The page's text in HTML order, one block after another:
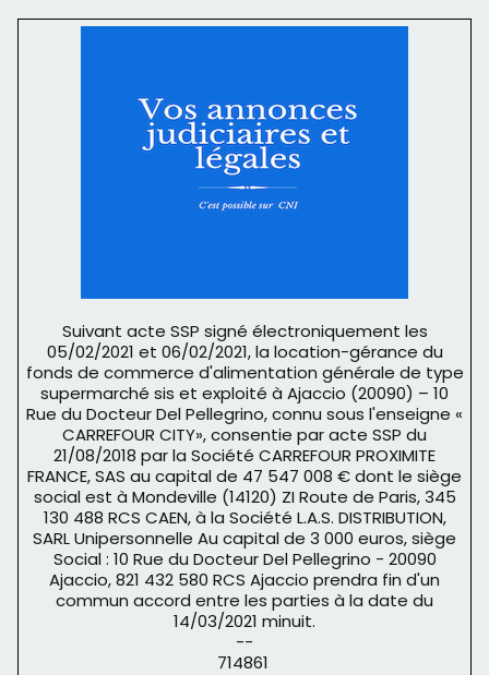
Suivant acte SSP signé électroniquement les
05/02/2021 et 06/02/2021, la location-gérance du
fonds de commerce d'alimentation générale de type
supermarché sis et exploité à Ajaccio (20090) – 10
Rue du Docteur Del Pellegrino, connu sous l'enseigne «
CARREFOUR CITY», consentie par acte SSP du
21/08/2018 par la Société CARREFOUR PROXIMITE
FRANCE, SAS au capital de 47 547 008 € dont le siège
social est à Mondeville (14120) ZI Route de Paris, 345
130 488 RCS CAEN, à la Société L.A.S. DISTRIBUTION,
SARL Unipersonnelle Au capital de 3 000 euros, siège
Social : 10 Rue du Docteur Del Pellegrino - 20090
Ajaccio, 821 432 580 RCS Ajaccio prendra fin d'un
commun accord entre les parties à la date du
14/03/2021 minuit.
--
714861